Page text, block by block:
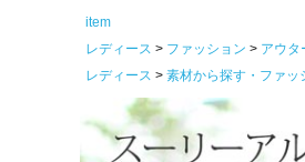
item
レディース
ファッション アウタ
レディース
素材から探す・ファッ